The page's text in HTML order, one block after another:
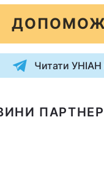
Читати УНІАН